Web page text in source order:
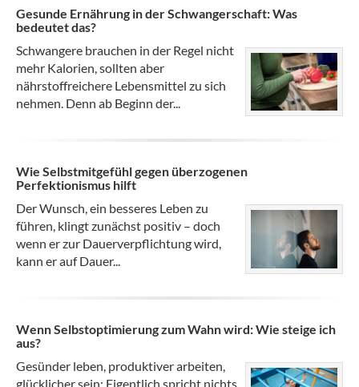
Gesunde Ernährung in der Schwangerschaft: Was
bedeutet das?
Schwangere brauchen in der Regel nicht
mehr Kalorien, sollten aber
nährstoffreichere Lebensmittel zu sich
nehmen. Denn ab Beginn der...
Wie Selbstmitgefühl gegen überzogenen
Perfektionismus hilft
Der Wunsch, ein besseres Leben zu
führen, klingt zunächst positiv – doch
wenn er zur Dauerverpflichtung wird,
kann er auf Dauer...
Wenn Selbstoptimierung zum Wahn wird: Wie steige ich
aus?
Gesünder leben, produktiver arbeiten,
glücklicher sein: Eigentlich spricht nichts